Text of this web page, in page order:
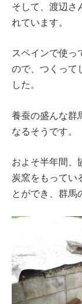
そして、渡辺さ
れています。
スペインで使っ
ので、つくって
した。
養蚕の盛んな群
なるそうです。
およそ半年間、
炭窯をもってい
とができ、群馬